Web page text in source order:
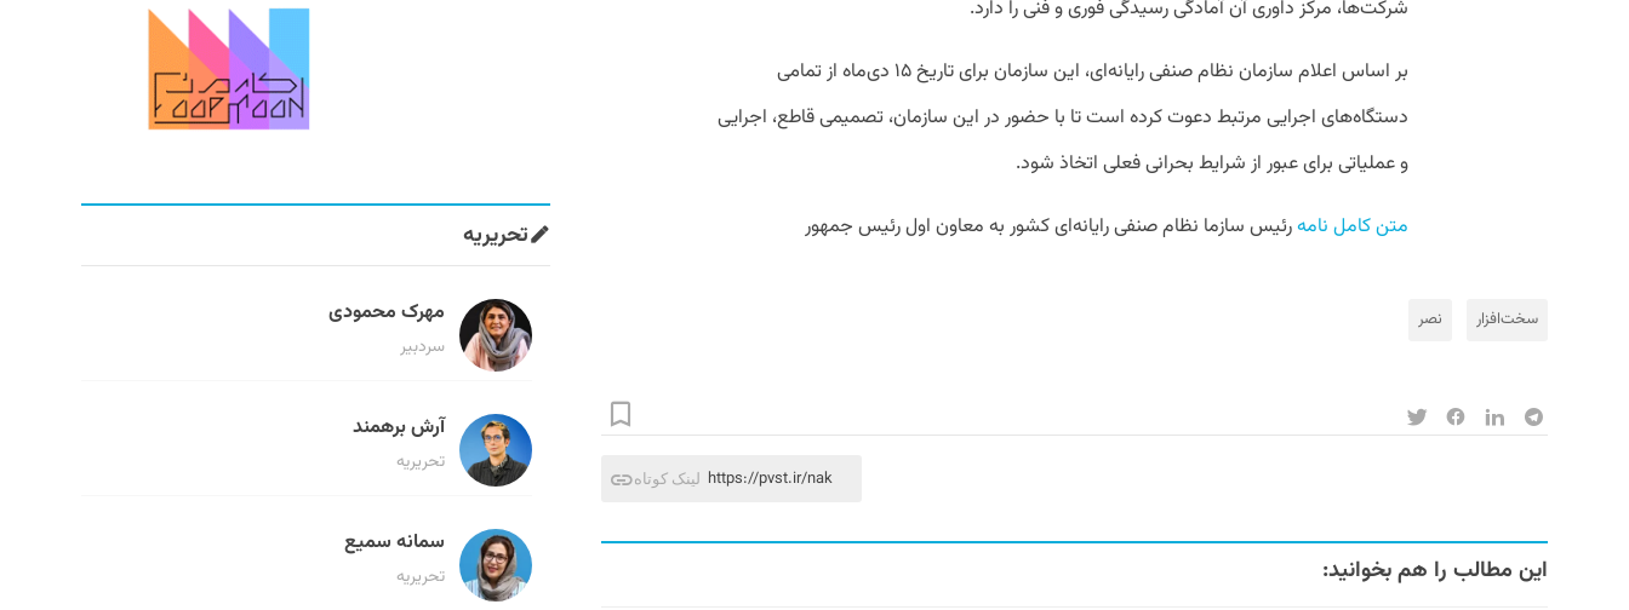
شرکت‌ها، مرکز داوری آن آمادگی رسیدگی فوری و فنی را دارد.
بر اساس اعلام سازمان نظام صنفی رایانه‌ای، این سازمان برای تاریخ ۱۵ دی‌ماه از تمامی
دستگاه‌های اجرایی مرتبط دعوت کرده است تا با حضور در این سازمان، تصمیمی قاطع، اجرایی
و عملیاتی برای عبور از شرایط بحرانی فعلی اتخاذ شود.
متن کامل نامه رئیس سازما نظام صنفی رایانه‌ای کشور به معاون اول رئیس جمهور
سخت‌افزار نصر
لینک کوتاه https://pvst.ir/nak
این مطالب را هم بخوانید:
تحریریه
مهرک محمودی
سردبیر
آرش برهمند
تحریریه
سمانه سمیع
تحریریه